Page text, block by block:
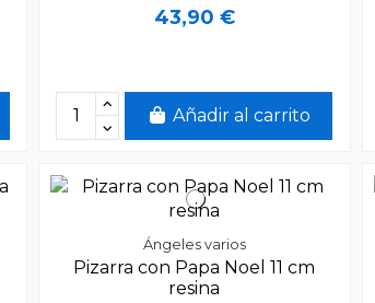
43,90 €
Añadir al carrito
Ángeles varios
Pizarra con Papa Noel 11 cm
resina